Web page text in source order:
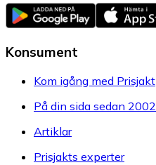
Konsument
Kom igång med Prisjakt
På din sida sedan 2002
Artiklar
Prisjakts experter